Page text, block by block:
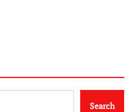
Search